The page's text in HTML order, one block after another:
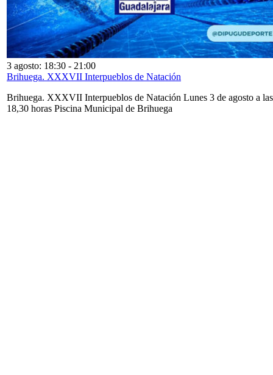
3 agosto: 18:30 - 21:00
Brihuega. XXXVII Interpueblos de Natación
Brihuega. XXXVII Interpueblos de Natación Lunes 3 de agosto a las
18,30 horas Piscina Municipal de Brihuega